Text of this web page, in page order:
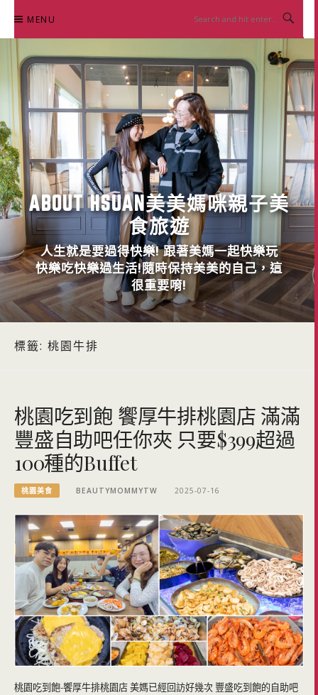
content
MENU
ABOUT HSUAN美美媽咪親子美
食旅遊
人生就是要過得快樂! 跟著美媽一起快樂玩
快樂吃快樂過生活!隨時保持美美的自己，這
很重要唷!
標籤: 桃園牛排
桃園吃到飽 饗厚牛排桃園店 滿滿
豐盛自助吧任你夾 只要$399超過
100種的Buffet
桃園美食 BEAUTYMOMMYTW 2025-07-16
桃園吃到飽-饗厚牛排桃園店 美媽已經回訪好幾次 豐盛吃到飽的自助吧